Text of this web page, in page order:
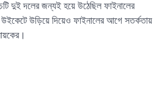
দুই দলের জন্যই হয়ে উঠেছিল ফাইনালের
উড়িয়ে দিয়েও ফাইনালের আগে সতর্কতায়